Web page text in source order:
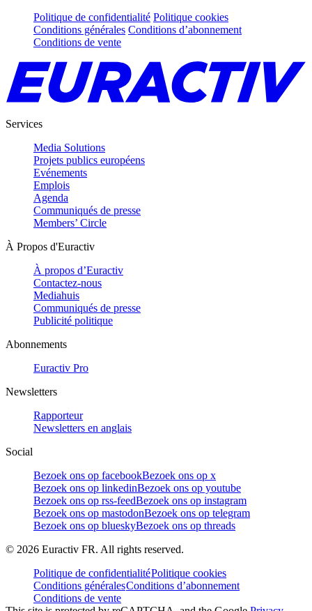
Politique de confidentialité Politique cookies
Conditions générales Conditions d’abonnement
Conditions de vente
Services
Media Solutions
Projets publics européens
Evénements
Emplois
Agenda
Communiqués de presse
Members’ Circle
À Propos d'Euractiv
À propos d’Euractiv
Contactez-nous
Mediahuis
Communiqués de presse
Publicité politique
Abonnements
Euractiv Pro
Newsletters
Rapporteur
Newsletters en anglais
Social
Bezoek ons op facebookBezoek ons op x
Bezoek ons op linkedinBezoek ons op youtube
Bezoek ons op rss-feedBezoek ons op instagram
Bezoek ons op mastodonBezoek ons op telegram
Bezoek ons op blueskyBezoek ons op threads
© 2026 Euractiv FR. All rights reserved.
Politique de confidentialitéPolitique cookies
Conditions généralesConditions d’abonnement
Conditions de vente